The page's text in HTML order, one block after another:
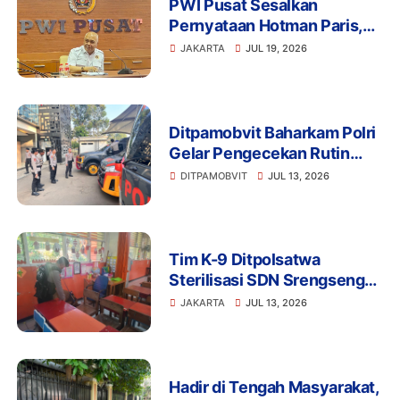
PWI Pusat Sesalkan
Pernyataan Hotman Paris,
Minta Hormati Martabat
JAKARTA JUL 19, 2026
Ditpamobvit Baharkam Polri
Gelar Pengecekan Rutin
Kendaraan Dinas dan
DITPAMOBVIT JUL 13, 2026
Tim K-9 Ditpolsatwa
Sterilisasi SDN Srengseng
Sawah 15 Jaksel Usai
JAKARTA JUL 13, 2026
Hadir di Tengah Masyarakat,